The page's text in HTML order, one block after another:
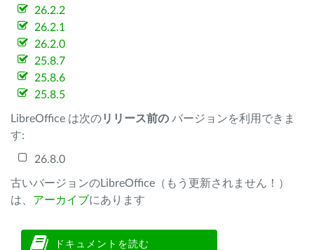
26.2.2
26.2.1
26.2.0
25.8.7
25.8.6
25.8.5
LibreOffice は次のリリース前の バージョンを利用できま
す:
26.8.0
古いバージョンのLibreOffice（もう更新されません！）
は、 アーカイブにあります
ドキュメントを読む